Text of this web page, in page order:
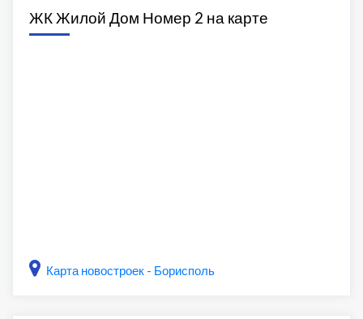
ЖК Жилой Дом Номер 2 на карте
Карта новостроек - Борисполь